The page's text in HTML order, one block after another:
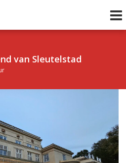
van Sleutelstad
uur 1 van 0 Volgend uur